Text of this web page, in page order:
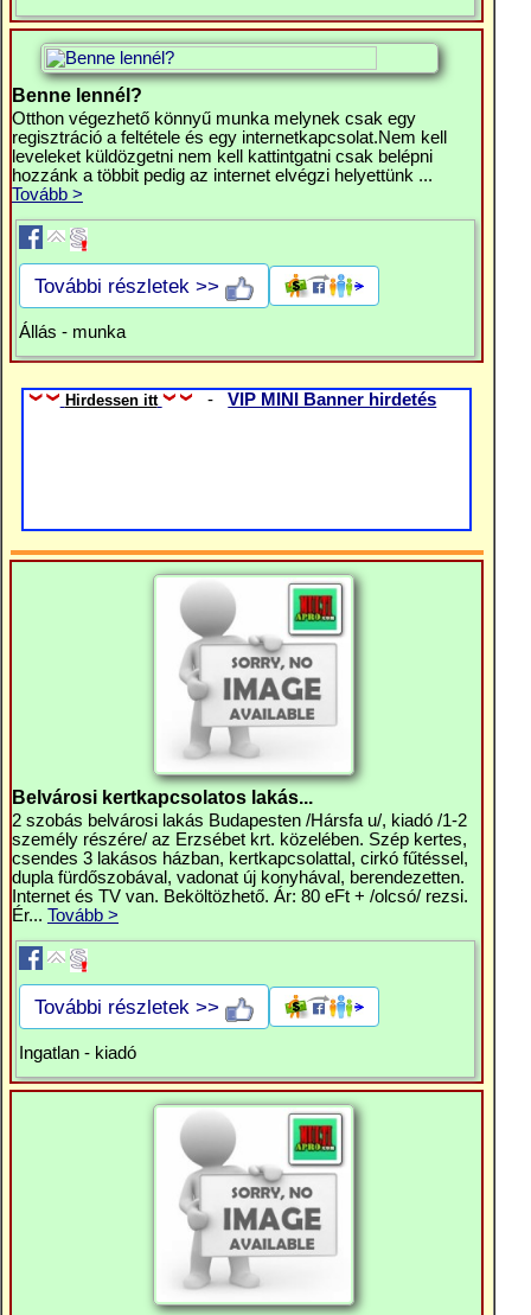
Benne lennél?
Otthon végezhető könnyű munka melynek csak egy
regisztráció a feltétele és egy internetkapcsolat.Nem kell
leveleket küldözgetni nem kell kattintgatni csak belépni
hozzánk a többit pedig az internet elvégzi helyettünk ...
Tovább >
További részletek >>
Állás - munka
Hirdessen itt -VIP MINI Banner hirdetés
Belvárosi kertkapcsolatos lakás...
2 szobás belvárosi lakás Budapesten /Hársfa u/, kiadó /1-2
személy részére/ az Erzsébet krt. közelében. Szép kertes,
csendes 3 lakásos házban, kertkapcsolattal, cirkó fűtéssel,
dupla fürdőszobával, vadonat új konyhával, berendezetten.
Internet és TV van. Beköltözhető. Ár: 80 eFt + /olcsó/ rezsi.
Ér... Tovább >
További részletek >>
Ingatlan - kiadó